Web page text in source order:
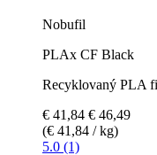
Nobufil
PLAx CF Black
Recyklovaný PLA
€ 41,84 € 46,49
(€ 41,84 / kg)
5.0 (1)